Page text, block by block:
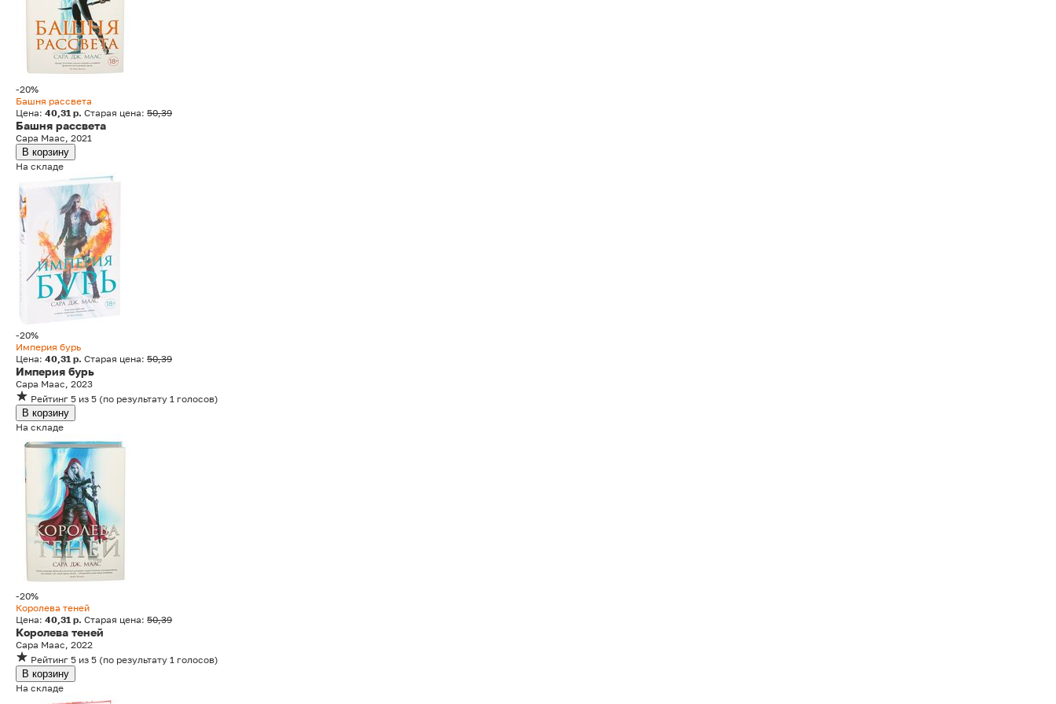
-20%
Башня рассвета
Цена: 40,31 р. Старая цена: 50,39
Башня рассвета
Сара Маас, 2021
В корзину
На складе
-20%
Империя бурь
Цена: 40,31 р. Старая цена: 50,39
Империя бурь
Сара Маас, 2023
Рейтинг 5 из 5 (по результату 1 голосов)
В корзину
На складе
-20%
Королева теней
Цена: 40,31 р. Старая цена: 50,39
Королева теней
Сара Маас, 2022
Рейтинг 5 из 5 (по результату 1 голосов)
В корзину
На складе